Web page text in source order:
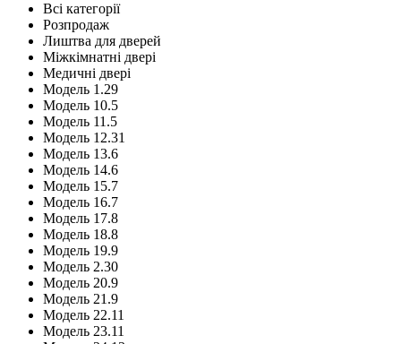
Всі категорії
Розпродаж
Лиштва для дверей
Міжкімнатні двері
Медичні двері
Модель 1.29
Модель 10.5
Модель 11.5
Модель 12.31
Модель 13.6
Модель 14.6
Модель 15.7
Модель 16.7
Модель 17.8
Модель 18.8
Модель 19.9
Модель 2.30
Модель 20.9
Модель 21.9
Модель 22.11
Модель 23.11